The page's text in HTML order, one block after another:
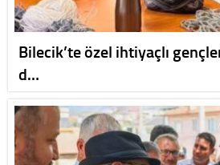
Bilecik’te özel ihtiyaçlı
d…